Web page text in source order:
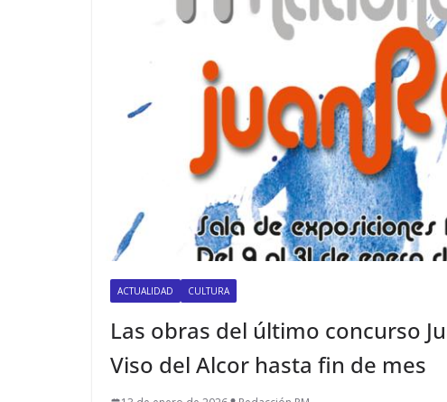
ACTUALIDAD CULTURA
Las obras del último concurso
Viso del Alcor hasta fin de mes